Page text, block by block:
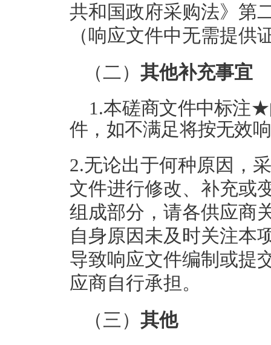
共和国政府采购法》第
（响应文件中无需提供
（二） 其他补充事宜
1.本磋商文件中标注★
件，如不满足将按无效
2.无论出于何种原因，
文件进行修改、补充或
组成部分，请各供应商
自身原因未及时关注本
导致响应文件编制或提
应商自行承担。
（三） 其他